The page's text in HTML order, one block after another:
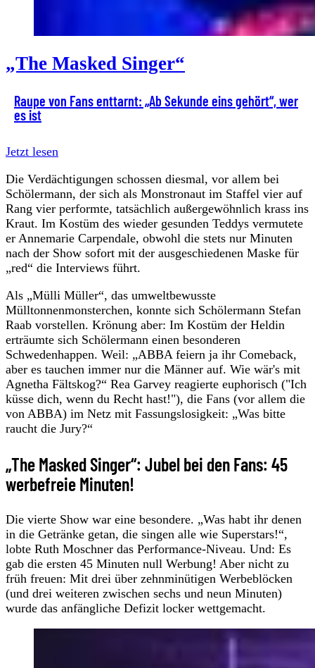
„The Masked Singer“
Raupe von Fans enttarnt: „Ab Sekunde eins gehört“, wer
es ist
Jetzt lesen
Die Verdächtigungen schossen diesmal, vor allem bei
Schölermann, der sich als Monstronaut im Staffel vier auf
Rang vier performte, tatsächlich außergewöhnlich krass ins
Kraut. Im Kostüm des wieder gesunden Teddys vermutete
er Annemarie Carpendale, obwohl die stets nur Minuten
nach der Show sofort mit der ausgeschiedenen Maske für
„red“ die Interviews führt.
Als „Mülli Müller“, das umweltbewusste
Mülltonnenmonsterchen, konnte sich Schölermann Stefan
Raab vorstellen. Krönung aber: Im Kostüm der Heldin
erträumte sich Schölermann einen besonderen
Schwedenhappen. Weil: „ABBA feiern ja ihr Comeback,
aber es tauchen immer nur die Männer auf. Wie wär's mit
Agnetha Fältskog?“ Rea Garvey reagierte euphorisch ("Ich
küsse dich, wenn du Recht hast!"), die Fans (vor allem die
von ABBA) im Netz mit Fassungslosigkeit: „Was bitte
raucht die Jury?“
„The Masked Singer“: Jubel bei den Fans: 45
werbefreie Minuten!
Die vierte Show war eine besondere. „Was habt ihr denen
in die Getränke getan, die singen alle wie Superstars!“,
lobte Ruth Moschner das Performance-Niveau. Und: Es
gab die ersten 45 Minuten null Werbung! Aber nicht zu
früh freuen: Mit drei über zehnminütigen Werbeblöcken
(und drei weiteren zwischen sechs und neun Minuten)
wurde das anfängliche Defizit locker wettgemacht.